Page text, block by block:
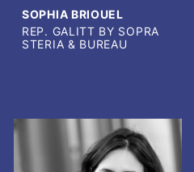
SOPHIA BRIOUEL
REP. GALITT BY SOPRA
STERIA & BUREAU